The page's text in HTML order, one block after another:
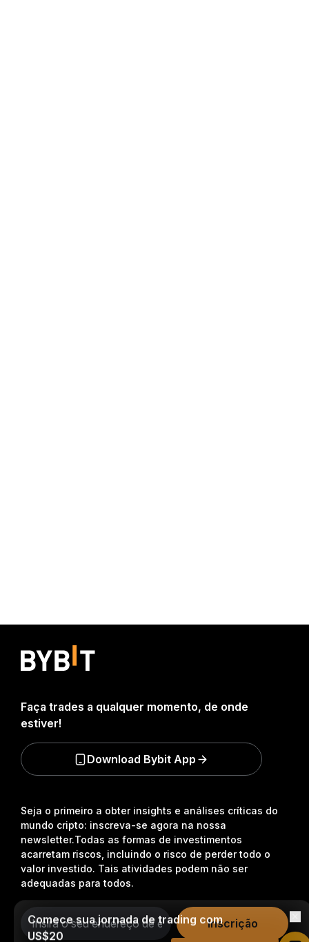
Seja o primeiro a obter insights e análises críticas do
mundo cripto: inscreva-se agora na nossa
newsletter.Todas as formas de investimentos
acarretam riscos, incluindo o risco de perder todo o
valor investido. Tais atividades podem não ser
adequadas para todos.
Inscrição
Faça trades a qualquer momento, de onde
estiver!
Download Bybit App
Comece sua jornada de trading com
US$20